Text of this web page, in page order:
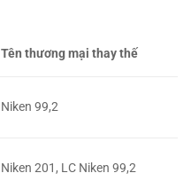
Tên thương mại thay thế
Niken 99,2
Niken 201, LC Niken 99,2